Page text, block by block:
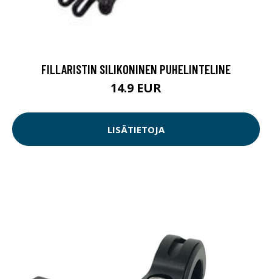
FILLARISTIN SILIKONINEN PUHELINTELINE
14.9 EUR
LISÄTIETOJA